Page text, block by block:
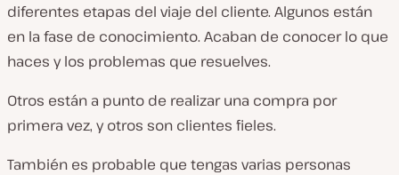
diferentes etapas del viaje del cliente. Algunos están
en la fase de conocimiento. Acaban de conocer lo que
haces y los problemas que resuelves.
Otros están a punto de realizar una compra por
primera vez, y otros son clientes fieles.
También es probable que tengas varias personas